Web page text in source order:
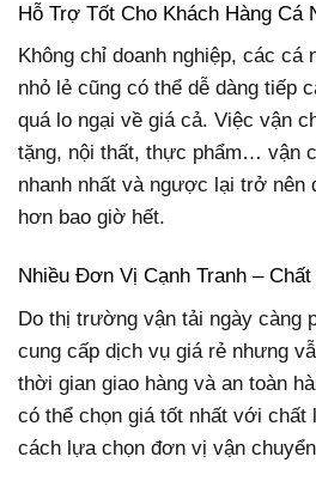
Hỗ Trợ Tốt Cho Khách Hàng Cá
Không chỉ doanh nghiệp, các cá
nhỏ lẻ cũng có thể dễ dàng tiếp
quá lo ngại về giá cả. Việc vận
tặng, nội thất, thực phẩm… vận
nhanh nhất và ngược lại trở nên
hơn bao giờ hết.
Nhiều Đơn Vị Cạnh Tranh –
Do thị trường vận tải ngày càng
cung cấp dịch vụ giá rẻ nhưng
thời gian giao hàng và an toàn
có thể chọn giá tốt nhất với chất
cách lựa chọn đơn vị vận